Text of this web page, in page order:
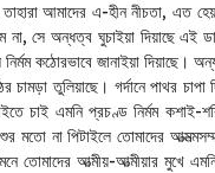
তাহারা আমাদের এ-হীন নীচতা, এত
না, সে অন্ধত্ব ঘুচাইয়া দিয়াছে এই
কঠোরভাবে জানাইয়া দিয়াছে।
চামড়া তুলিয়াছে। গর্দানে পাথর
চাই এমনি প্রচণ্ড নির্মম
মতো না পিটাইলে তোমাদের
তোমাদের আত্মীয়-আত্মীয়ার মুখে